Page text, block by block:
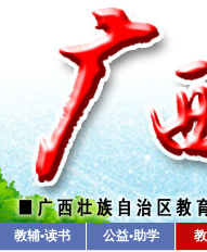
教辅•读书 公益•助学